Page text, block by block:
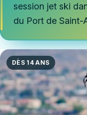
session jet ski
du Port de Saint-
DÈS 14 ANS